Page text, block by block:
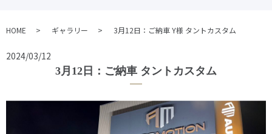
HOME ギャラリー 3月12日：ご納車 Y様 タントカスタム
2024/03/12
3月12日：ご納車 タントカスタム